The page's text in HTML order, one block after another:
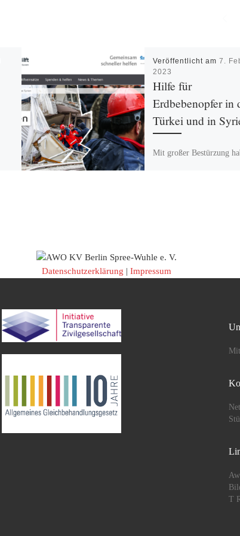
Veröffentlicht am 7.
2023
Hilfe für
Erdbebenopfer in
Türkei und in
Mit großer Bestürzung
Datenschutzerklärung | Impressum
T